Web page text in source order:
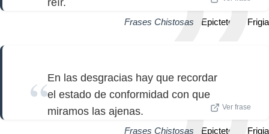
reír.
Frases Chistosas | Epicteto de Frigia
En las desgracias hay que recordar
el estado de conformidad con que
miramos las ajenas.
Ver frase
Frases Chistosas | Epicteto de Frigia